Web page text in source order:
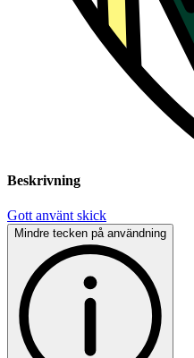
Beskrivning
Gott använt skick
Mindre tecken på användning